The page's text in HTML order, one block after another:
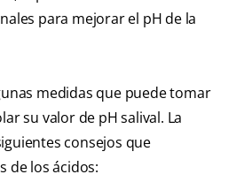
para mejorar el pH de la
medidas que puede tomar
su valor de pH salival. La
consejos que
de los ácidos: